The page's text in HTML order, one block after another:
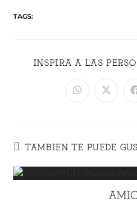
TAGS:
INSPIRA A LAS
TAMBIEN TE PUEDE